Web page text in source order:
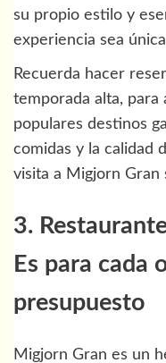
su propio estilo y
experiencia sea
Recuerda hacer
temporada alta, para
populares destinos
comidas y la calidad
visita a Migjorn Gran
3.
Es para cada
presupuesto
Migjorn Gran es un